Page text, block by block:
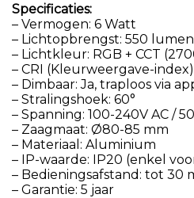
Specificaties:
– Vermogen: 6 Watt
– Lichtopbrengst: 550 lumen
– Lichtkleur: RGB + CCT
– CRI (Kleurweergave-
– Dimbaar: Ja, traploos via
– Stralingshoek: 60°
– Spanning: 100-240V AC /
– Zaagmaat: Ø80-85 mm
– Materiaal: Aluminium
– IP-waarde: IP20 (enkel
– Bedieningsafstand: tot 30
– Garantie: 5 jaar